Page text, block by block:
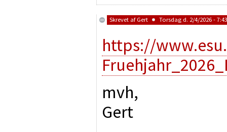
Skrevet af Gert Torsdag d. 2/4/2026 - 7:43
https://
mvh,
Gert